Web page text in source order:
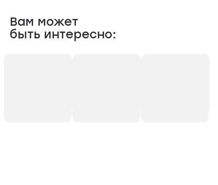
Вам может
быть интересно: